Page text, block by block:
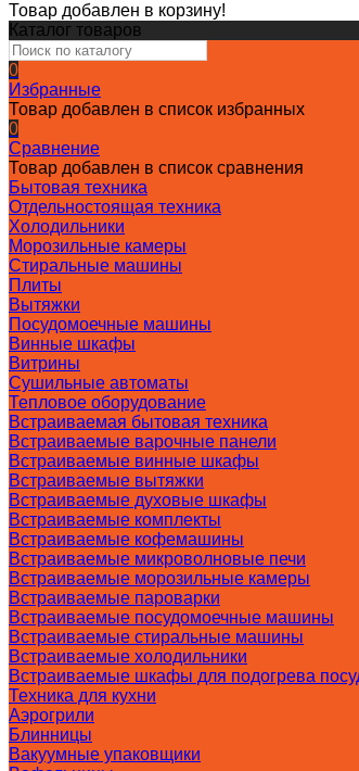
Товар добавлен в корзину!
Каталог товаров
0
Избранные
Товар добавлен в список избранных
0
Сравнение
Товар добавлен в список сравнения
Бытовая техника
Отдельностоящая техника
Холодильники
Морозильные камеры
Стиральные машины
Плиты
Вытяжки
Посудомоечные машины
Винные шкафы
Витрины
Сушильные автоматы
Тепловое оборудование
Встраиваемая бытовая техника
Встраиваемые варочные панели
Встраиваемые винные шкафы
Встраиваемые вытяжки
Встраиваемые духовые шкафы
Встраиваемые комплекты
Встраиваемые кофемашины
Встраиваемые микроволновые печи
Встраиваемые морозильные камеры
Встраиваемые пароварки
Встраиваемые посудомоечные машины
Встраиваемые стиральные машины
Встраиваемые холодильники
Встраиваемые шкафы для подогрева
Техника для кухни
Аэрогрили
Блинницы
Вакуумные упаковщики